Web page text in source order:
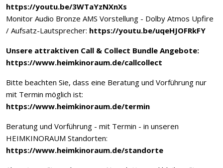
https://youtu.be/3WTaYzNXnXs
Monitor Audio Bronze AMS Vorstellung - Dolby Atmos Upfire
/ Aufsatz-Lautsprecher: https://youtu.be/uqeHJOFRkFY
Unsere attraktiven Call & Collect Bundle Angebote:
https://www.heimkinoraum.de/callcollect
Bitte beachten Sie, dass eine Beratung und Vorführung nur
mit Termin möglich ist:
https://www.heimkinoraum.de/termin
Beratung und Vorführung - mit Termin - in unseren
HEIMKINORAUM Standorten:
https://www.heimkinoraum.de/standorte